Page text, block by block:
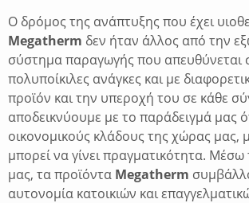
Ο δρόμος της ανάπτυξης που έχει
Megatherm δεν ήταν άλλος από την
σύστημα παραγωγής που απευθύνεται
πολυποίκιλες ανάγκες και με
προϊόν και την υπεροχή του σε κάθε
αποδεικνύουμε με το παράδειγμά μας
οικονομικούς κλάδους της χώρας μας,
μπορεί να γίνει πραγματικότητα.
μας, τα προϊόντα Megatherm
αυτονομία κατοικιών και